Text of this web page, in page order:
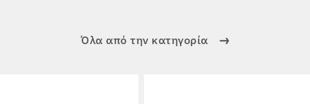
Όλα από την κατηγορία